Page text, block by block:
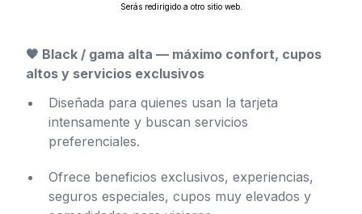
Serás redirigido a otro sitio web.
🖤 Black / gama alta — máximo confort, cupos
altos y servicios exclusivos
Diseñada para quienes usan la tarjeta
intensamente y buscan servicios
preferenciales.
Ofrece beneficios exclusivos, experiencias,
seguros especiales, cupos muy elevados y